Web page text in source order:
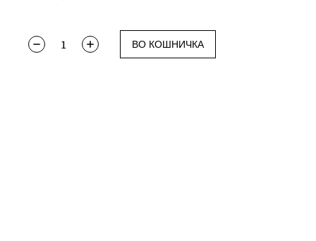
ВО КОШНИЧКА